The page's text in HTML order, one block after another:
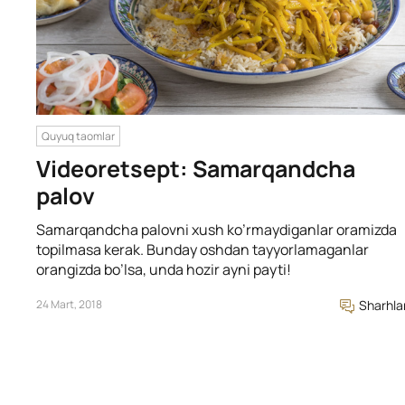
Quyuq taomlar
Videoretsept: Samarqandcha
palov
Samarqandcha palovni xush ko’rmaydiganlar oramizda
topilmasa kerak. Bunday oshdan tayyorlamaganlar
orangizda bo’lsa, unda hozir ayni payti!
24 Mart, 2018